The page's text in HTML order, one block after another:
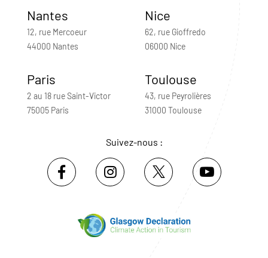
Nantes
12, rue Mercoeur
44000 Nantes
Nice
62, rue Gioffredo
06000 Nice
Paris
2 au 18 rue Saint-Victor
75005 Paris
Toulouse
43, rue Peyrolières
31000 Toulouse
Suivez-nous :